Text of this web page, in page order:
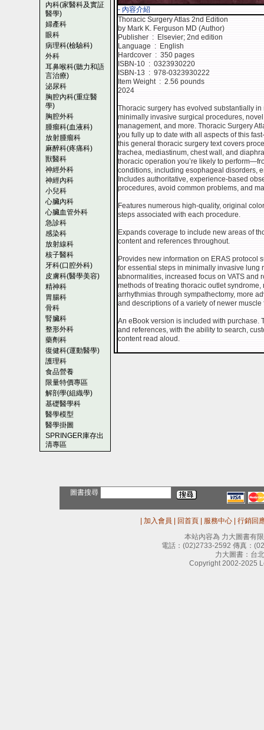
內科(家醫科及實証
醫學)
婦產科
眼科
病理科(檢驗科)
外科
耳鼻喉科(聽力和語
言治療)
泌尿科
胸腔內科(重症醫
學)
胸腔外科
腫瘤科(血液科)
放射腫瘤科
麻醉科(疼痛科)
獸醫科
神經外科
神經內科
小兒科
心臟內科
心臟血管外科
急診科
感染科
放射線科
核子醫科
牙科(口腔外科)
皮膚科(醫學美容)
精神科
胃腸科
骨科
腎臟科
整形外科
藥劑科
復健科(運動醫學)
護理科
食品營養
限量特價專區
解剖學(組織學)
基礎醫學科
醫學模型
醫學掛圖
SPRINGER庫存出
清專區
- 內容介紹
Thoracic Surgery Atlas 2nd Edition
by Mark K. Ferguson MD (Author)
Publisher ‏ : ‎ Elsevier; 2nd edition
Language ‏ : ‎ English
Hardcover ‏ : ‎ 350 pages
ISBN-10 ‏ : ‎ 0323930220
ISBN-13 ‏ : ‎ 978-0323930222
Item Weight ‏ : ‎ 2.56 pounds
2024
Thoracic surgery has evolved substantially
minimally invasive surgical procedures,
management, and more. Thoracic Surgery
you fully up to date with all aspects of this
this general thoracic surgery text covers
trachea, mediastinum, chest wall, and
thoracic operation you’re likely to
conditions, including esophageal disorders,
Includes authoritative, experience-based
procedures, avoid common problems, and
Features numerous high-quality, original
steps associated with each procedure.
Expands coverage to include new areas of
content and references throughout.
Provides new information on ERAS protocol
for essential steps in minimally invasive
abnormalities, increased focus on VATS
methods of treating thoracic outlet
arrhythmias through sympathectomy, more
and descriptions of a variety of newer
An eBook version is included with purchase.
and references, with the ability to search,
content read aloud.
圖書搜尋
加入會員 回首頁 服務中心
行銷回
本站內容為 力大圖書有
電話： (02)2733-2592 傳真：
力大圖書：台
Copyright 2002-2025